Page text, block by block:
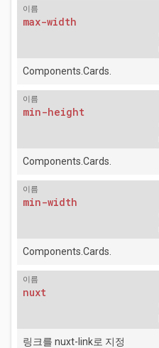
이름
max-width
Components.Cards.
이름
min-height
Components.Cards.
이름
min-width
Components.Cards.
이름
nuxt
링크를 nuxt-link로 지정